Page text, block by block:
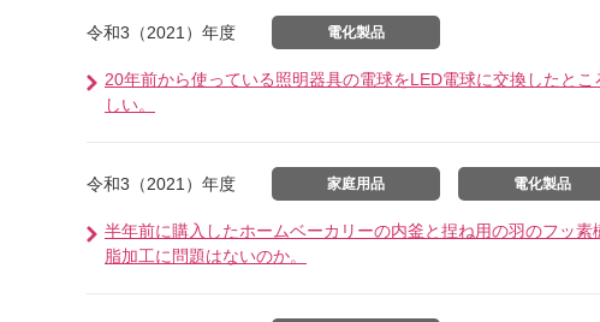
令和3（2021）年度 電化製品
20年前から使っている照明器具の電球をLED電球に交換したと
しい。
令和3（2021）年度 家庭用品 電化製品
半年前に購入したホームベーカリーの内釜と捏ね用の羽のフッ
脂加工に問題はないのか。